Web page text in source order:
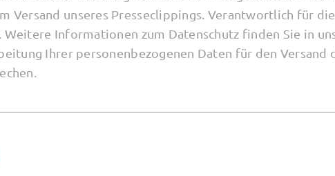
Versand unseres Presseclippings. Verantwortlich für
Weitere Informationen zum Datenschutz finden Sie in
Ihrer personenbezogenen Daten für den Versand